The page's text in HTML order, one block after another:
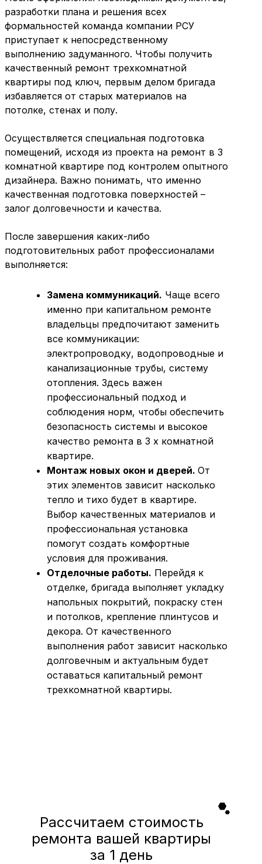
разработки плана и решения всех
формальностей команда компании РСУ
приступает к непосредственному
выполнению задуманного. Чтобы получить
качественный ремонт трехкомнатной
квартиры под ключ, первым делом бригада
избавляется от старых материалов на
потолке, стенах и полу.
Осуществляется специальная подготовка
помещений, исходя из проекта на ремонт в 3
комнатной квартире под контролем опытного
дизайнера. Важно понимать, что именно
качественная подготовка поверхностей –
залог долговечности и качества.
После завершения каких-либо
подготовительных работ профессионалами
выполняется:
Замена коммуникаций. Чаще всего
именно при капитальном ремонте
владельцы предпочитают заменить
все коммуникации:
электропроводку, водопроводные и
канализационные трубы, систему
отопления. Здесь важен
профессиональный подход и
соблюдения норм, чтобы обеспечить
безопасность системы и высокое
качество ремонта в 3 х комнатной
квартире.
Монтаж новых окон и дверей. От
этих элементов зависит насколько
тепло и тихо будет в квартире.
Выбор качественных материалов и
профессиональная установка
помогут создать комфортные
условия для проживания.
Отделочные работы. Перейдя к
отделке, бригада выполняет укладку
напольных покрытий, покраску стен
и потолков, крепление плинтусов и
декора. От качественного
выполнения работ зависит насколько
долговечным и актуальным будет
оставаться капитальный ремонт
трехкомнатной квартиры.
Рассчитаем стоимость
ремонта вашей квартиры
за 1 день